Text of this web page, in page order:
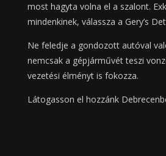
most hagyta volna el a szalont.
mindenkinek, válassza a Gery’s
Ne feledje a gondozott autóval
nemcsak a gépjárművét teszi
vezetési élményt is fokozza.
Látogasson el hozzánk